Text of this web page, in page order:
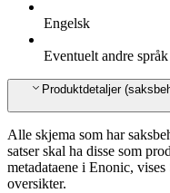
Engelsk
Eventuelt andre språk
Produktdetaljer
Alle skjema som har
satser skal ha disse som
metadataene i Enonic,
oversikter.